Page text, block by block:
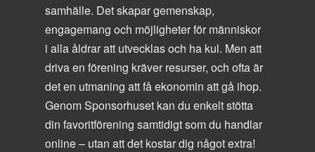
samhälle. Det skapar gemenskap,
engagemang och möjligheter för människor
i alla åldrar att utvecklas och ha kul. Men att
driva en förening kräver resurser, och ofta är
det en utmaning att få ekonomin att gå ihop.
Genom Sponsorhuset kan du enkelt stötta
din favoritförening samtidigt som du handlar
online – utan att det kostar dig något extra!